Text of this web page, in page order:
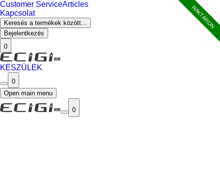
Customer ServiceArticles
Kapcsolat
Keresés a termékek között...
Bejelentkezés
0
KÉSZÜLÉK
0
Open main menu
0
RAKTÁRON